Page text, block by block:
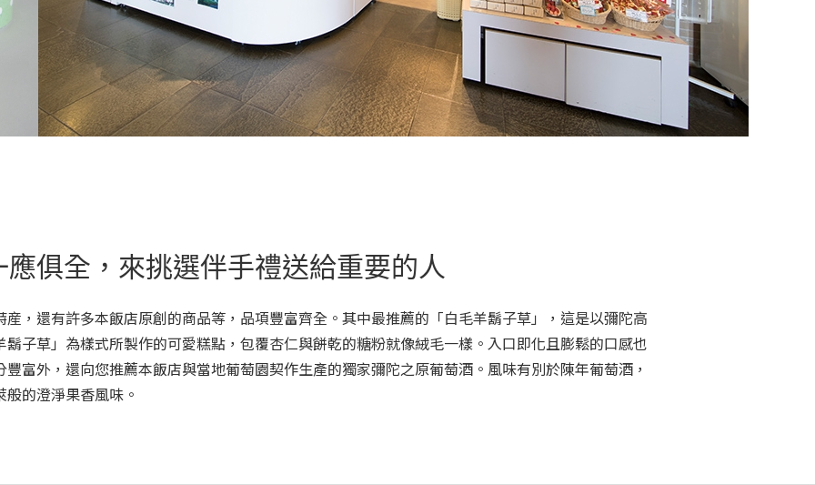
俱全，來挑選伴手禮送給重要的人
，還有許多本飯店原創的商品等，品項豐富齊全。其中最推薦的「白毛羊鬍子草」，這是以彌陀高
子草」為樣式所製作的可愛糕點，包覆杏仁與餅乾的糖粉就像絨毛一樣。入口即化且膨鬆的口感也
富外，還向您推薦本飯店與當地葡萄園契作生產的獨家彌陀之原葡萄酒。風味有別於陳年葡萄酒，
的澄淨果香風味。